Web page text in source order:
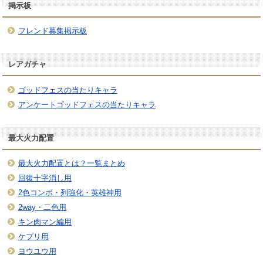
掲示板
フレンド募集掲示板
レアガチャ
ゴッドフェスの当たりキャラ
アンケートゴッドフェスの当たりキャラ
最大火力配置
最大火力配置とは？一覧まとめ
回復十字消し用
2色コンボ・列強化・英雄神用
2way・二色用
キン肉マン編用
ケプリ用
ヨウユウ用